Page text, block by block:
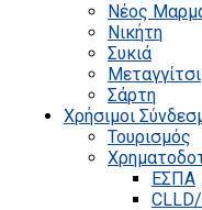
Νέος
Νικήτη
Συκιά
Μεταγγίτσι
Σάρτη
Χρήσιμοι
Τουρισμός
ΕΣΠΑ